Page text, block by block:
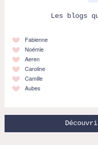
Les blogs
Fabienne
Noémie
Aeren
Caroline
Camille
Aubes